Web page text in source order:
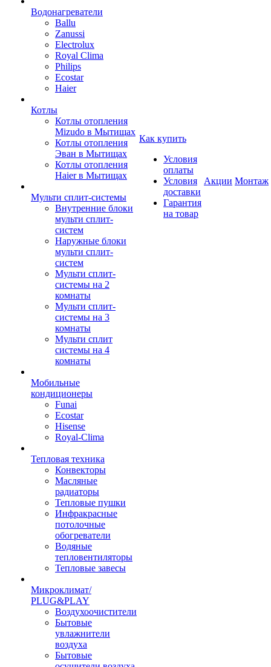
Водонагреватели
Ballu
Zanussi
Electrolux
Royal Clima
Philips
Ecostar
Haier
Котлы
Котлы отопления
Mizudo в Мытищах
Котлы отопления
Эван в Мытищах
Котлы отопления
Haier в Мытищах
Мульти сплит-системы
Внутренние блоки
мульти сплит-
систем
Наружные блоки
мульти сплит-
систем
Мульти сплит-
системы на 2
комнаты
Мульти сплит-
системы на 3
комнаты
Мульти сплит
системы на 4
комнаты
Мобильные
кондиционеры
Funai
Ecostar
Hisense
Royal-Clima
Тепловая техника
Конвекторы
Масляные
радиаторы
Тепловые пушки
Инфракрасные
потолочные
обогреватели
Водяные
тепловентиляторы
Тепловые завесы
Микроклимат/
PLUG&PLAY
Воздухоочистители
Бытовые
увлажнители
воздуха
Бытовые
Как купить
Условия
оплаты
Условия
доставки
Гарантия
на товар
Акции Монтаж